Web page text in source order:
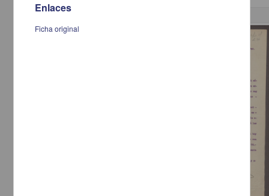
Correspondencia postal
Enlaces
Ficha original